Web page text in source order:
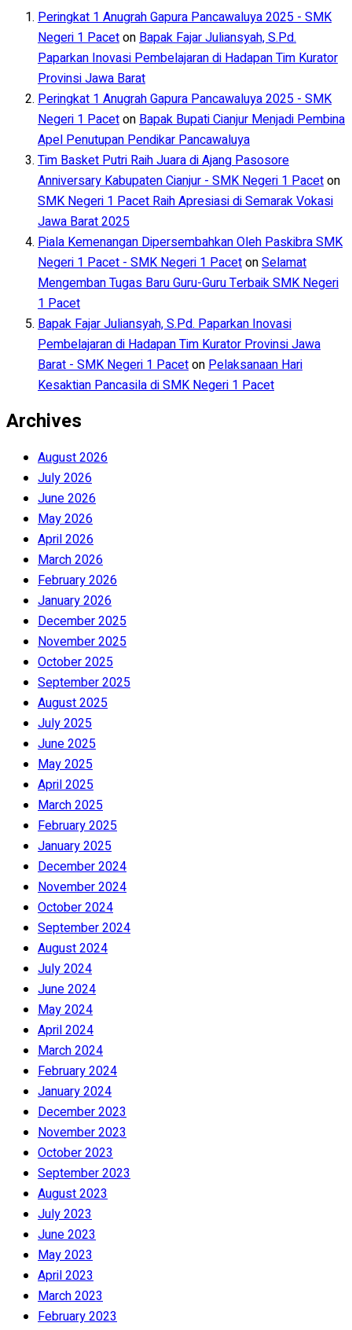
Peringkat 1 Anugrah Gapura Pancawaluya 2025 - SMK
Negeri 1 PacetonBapak Fajar Juliansyah, S.Pd.
Paparkan Inovasi Pembelajaran di Hadapan Tim Kurator
Provinsi Jawa Barat
Peringkat 1 Anugrah Gapura Pancawaluya 2025 - SMK
Negeri 1 PacetonBapak Bupati Cianjur Menjadi Pembina
Apel Penutupan Pendikar Pancawaluya
Tim Basket Putri Raih Juara di Ajang Pasosore
Anniversary Kabupaten Cianjur - SMK Negeri 1 Paceton
SMK Negeri 1 Pacet Raih Apresiasi di Semarak Vokasi
Jawa Barat 2025
Piala Kemenangan Dipersembahkan Oleh Paskibra SMK
Negeri 1 Pacet - SMK Negeri 1 PacetonSelamat
Mengemban Tugas Baru Guru-Guru Terbaik SMK Negeri
1 Pacet
Bapak Fajar Juliansyah, S.Pd. Paparkan Inovasi
Pembelajaran di Hadapan Tim Kurator Provinsi Jawa
Barat - SMK Negeri 1 PacetonPelaksanaan Hari
Kesaktian Pancasila di SMK Negeri 1 Pacet
Archives
August 2026
July 2026
June 2026
May 2026
April 2026
March 2026
February 2026
January 2026
December 2025
November 2025
October 2025
September 2025
August 2025
July 2025
June 2025
May 2025
April 2025
March 2025
February 2025
January 2025
December 2024
November 2024
October 2024
September 2024
August 2024
July 2024
June 2024
May 2024
April 2024
March 2024
February 2024
January 2024
December 2023
November 2023
October 2023
September 2023
August 2023
July 2023
June 2023
May 2023
April 2023
March 2023
February 2023